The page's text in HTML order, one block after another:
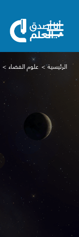
الرئيسية علوم الفضاء